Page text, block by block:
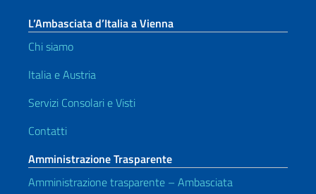
L’Ambasciata d’Italia a Vienna
Chi siamo
Italia e Austria
Servizi Consolari e Visti
Contatti
Amministrazione Trasparente
Amministrazione trasparente – Ambasciata